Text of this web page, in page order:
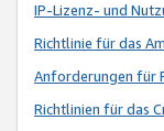
IP-Lizenz- und
Richtlinie für das
Anforderungen für
Richtlinien für das